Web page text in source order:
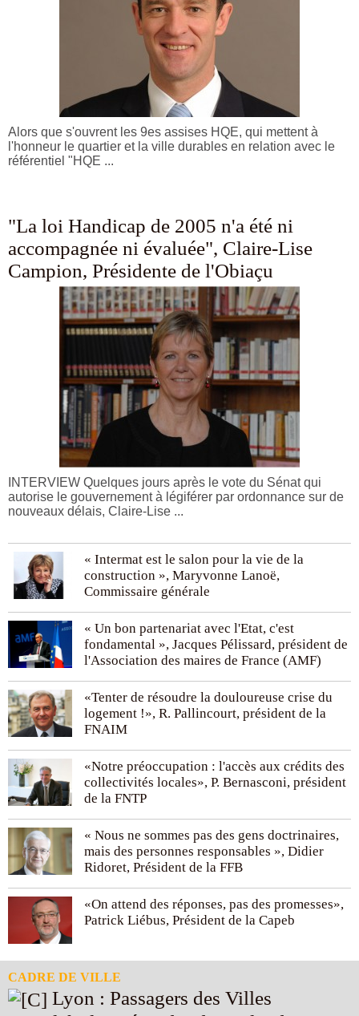
Alors que s'ouvrent les 9es assises HQE, qui mettent à
l'honneur le quartier et la ville durables en relation avec le
référentiel "HQE ...
"La loi Handicap de 2005 n'a été ni
accompagnée ni évaluée", Claire-Lise
Campion, Présidente de l'Obiaçu
INTERVIEW Quelques jours après le vote du Sénat qui
autorise le gouvernement à légiférer par ordonnance sur de
nouveaux délais, Claire-Lise ...
« Intermat est le salon pour la vie de la
construction », Maryvonne Lanoë,
Commissaire générale
« Un bon partenariat avec l'Etat, c'est
fondamental », Jacques Pélissard, président de
l'Association des maires de France (AMF)
«Tenter de résoudre la douloureuse crise du
logement !», R. Pallincourt, président de la
FNAIM
«Notre préoccupation : l'accès aux crédits des
collectivités locales», P. Bernasconi, président
de la FNTP
« Nous ne sommes pas des gens doctrinaires,
mais des personnes responsables », Didier
Ridoret, Président de la FFB
«On attend des réponses, pas des promesses»,
Patrick Liébus, Président de la Capeb
CADRE DE VILLE